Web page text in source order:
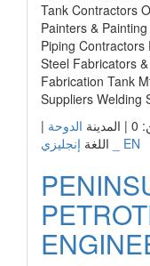
Tank Contractors
Painters &
Piping
Steel Fabricators
Fabrication Tank
Suppliers Welding
الدوحة |
اللغة إنجليزي _ EN